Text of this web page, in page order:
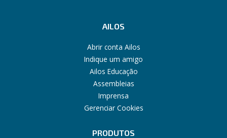
AILOS
Abrir conta Ailos
Indique um amigo
Ailos Educação
Assembleias
Imprensa
Gerenciar Cookies
PRODUTOS